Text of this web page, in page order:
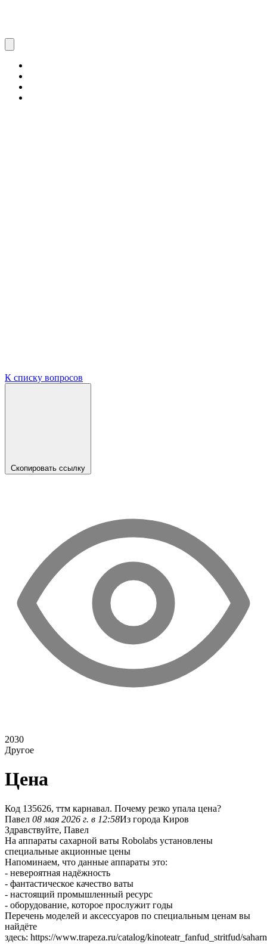
К списку вопросов
Скопировать ссылку
2030
Другое
Цена
Код 135626, ттм карнавал. Почему резко упала цена?
Павел 08 мая 2026 г. в 12:58Из города Киров
Здравствуйте, Павел
На аппараты сахарной ваты Robolabs установлены
специальные акционные цены
Напоминаем, что данные аппараты это:
- невероятная надёжность
- фантастическое качество ваты
- настоящий промышленный ресурс
- оборудование, которое прослужит годы
Перечень моделей и аксессуаров по специальным ценам вы
найдёте
здесь: https://www.trapeza.ru/catalog/kinoteatr_fanfud_stritfud/